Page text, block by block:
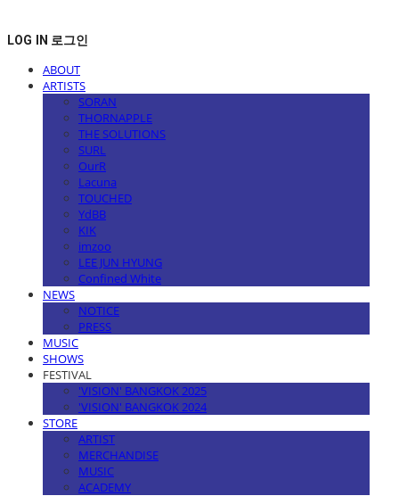
LOG IN 로그인
ABOUT
ARTISTS
SORAN
THORNAPPLE
THE SOLUTIONS
SURL
OurR
Lacuna
TOUCHED
YdBB
KIK
imzoo
LEE JUN HYUNG
Confined White
NEWS
NOTICE
PRESS
MUSIC
SHOWS
FESTIVAL
'VISION' BANGKOK 2025
'VISION' BANGKOK 2024
STORE
ARTIST
MERCHANDISE
MUSIC
ACADEMY